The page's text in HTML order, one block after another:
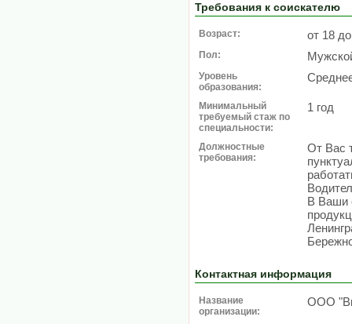
Требования к соискателю
Возраст: от 18
Пол:
Уровень
образования:
Минимальный
требуемый стаж по
специальности:
1 год
Должностные
требования:
От Вас
В Ваши
Контактная информация
Название
организации:
ООО